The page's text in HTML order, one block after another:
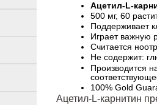
Ацетил-L-
500 мг, 60
Поддерживает
Играет важную
Считается
Не содержит:
Производится
100% Gold
Ацетил-L-карнитин